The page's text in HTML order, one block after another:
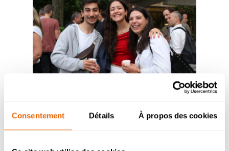
Consentement Détails À propos des cookies